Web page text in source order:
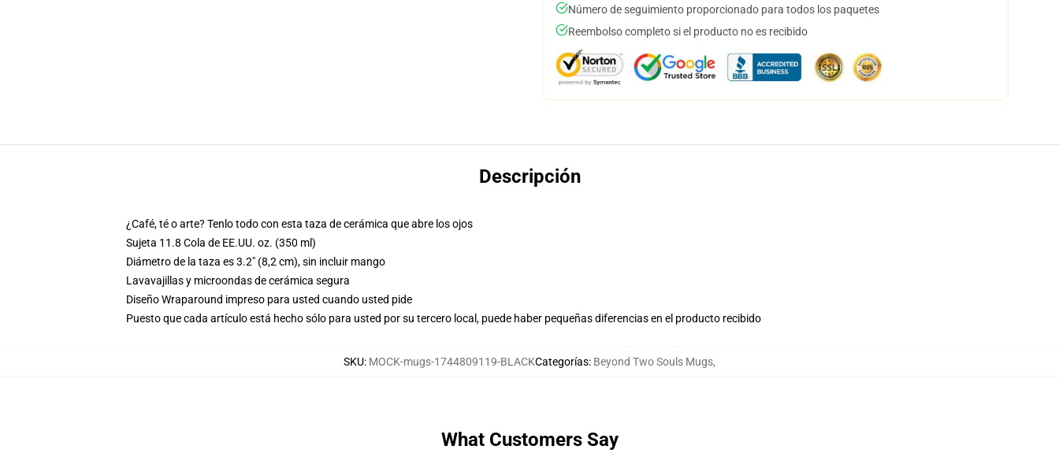
Número de seguimiento proporcionado para todos los paquetes
Reembolso completo si el producto no es recibido
Descripción
¿Café, té o arte? Tenlo todo con esta taza de cerámica que abre los ojos
Sujeta 11.8 Cola de EE.UU. oz. (350 ml)
Diámetro de la taza es 3.2" (8,2 cm), sin incluir mango
Lavavajillas y microondas de cerámica segura
Diseño Wraparound impreso para usted cuando usted pide
Puesto que cada artículo está hecho sólo para usted por su tercero local, puede haber pequeñas diferencias en el producto recibido
SKU: MOCK-mugs-1744809119-BLACKCategorías: Beyond Two Souls Mugs,
What Customers Say